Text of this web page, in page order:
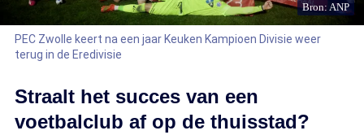
Bron: ANP
PEC Zwolle keert na een jaar Keuken Kampioen Divisie weer
terug in de Eredivisie
Straalt het succes van een
voetbalclub af op de thuisstad?